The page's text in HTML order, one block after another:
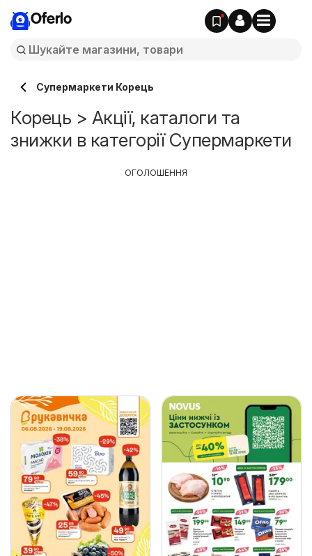
Oferlo
Супермаркети Корець
Корець > Акції, каталоги та
знижки в категорії Супермаркети
ОГОЛОШЕННЯ